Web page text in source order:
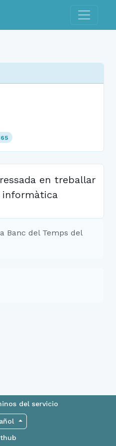
Toggle
en treballar
informàtica
Banc del Temps del
del servicio